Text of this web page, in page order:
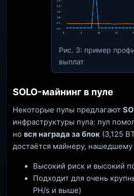
Рис. 3: пример
выплат
SOLO-майнинг в пуле
Некоторые пулы предлагают
инфраструктуры пула: пул
но вся награда за блок (3,125
достаётся майнеру,
Высокий риск и высокий
Подходит для очень
PH/s и выше)